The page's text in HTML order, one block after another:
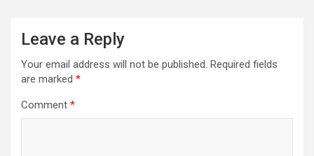
Leave a Reply
Your email address will not be published. Required fields
are marked *
Comment *